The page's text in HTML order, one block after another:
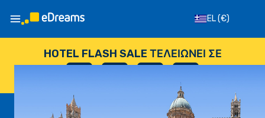
EL(€)
HOTEL FLASH SALE ΤΕΛΕΙΏΝΕΙ ΣΕ
ΔΕΥΤΕΡΌΛΕΠΤΑ